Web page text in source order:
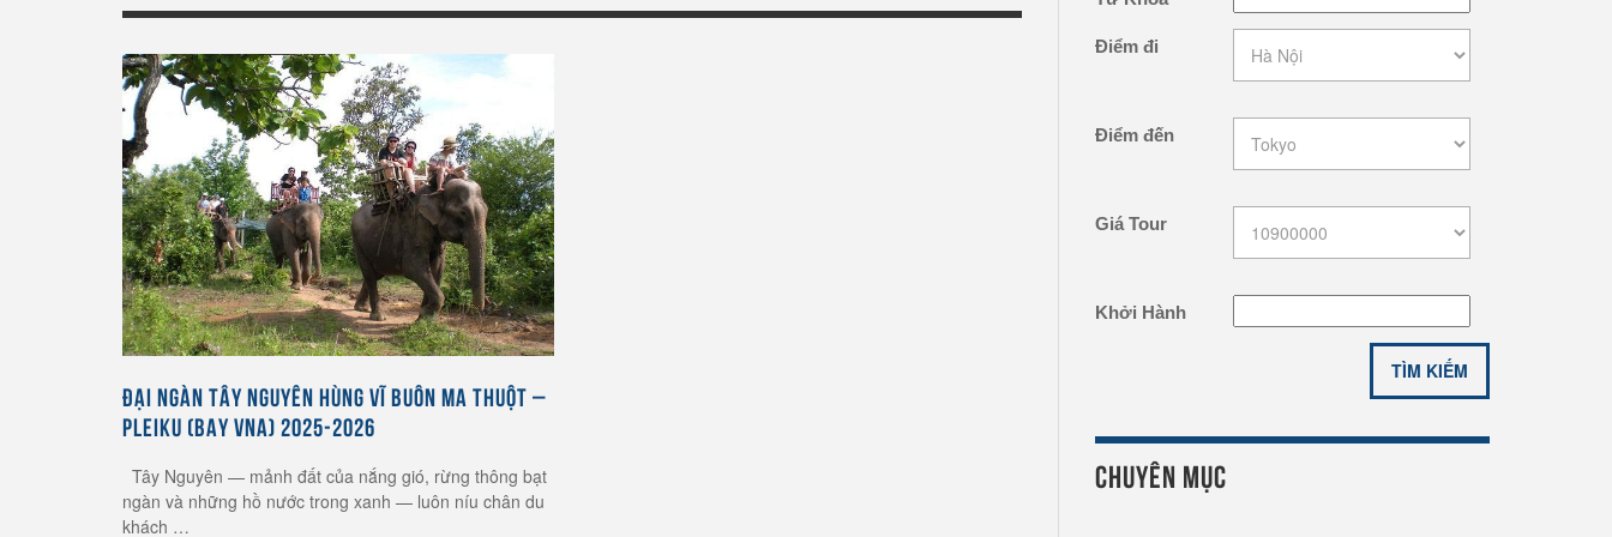
ĐẠI NGÀN TÂY NGUYÊN HÙNG VĨ BUÔN MA THUỘT –
PLEIKU (BAY VNA) 2025-2026
Tây Nguyên — mảnh đất của nắng gió, rừng thông bạt
ngàn và những hồ nước trong xanh — luôn níu chân du
khách …
Điểm đi
Điểm đến
Giá Tour
Khởi Hành
CHUYÊN MỤC